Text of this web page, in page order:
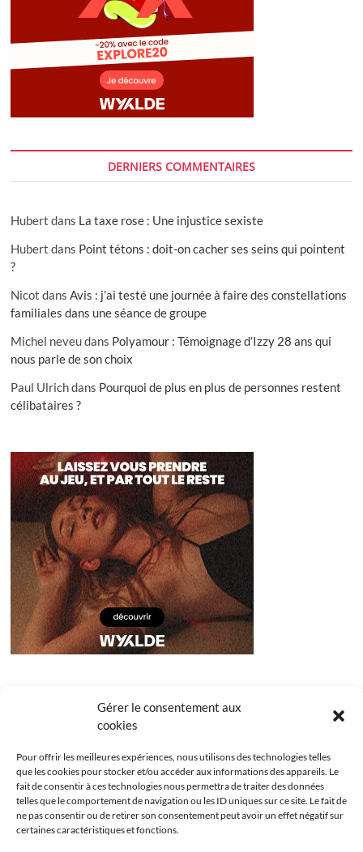
Gérer le consentement aux
cookies
Pour offrir les meilleures expériences, nous utilisons des technologies telles
que les cookies pour stocker et/ou accéder aux informations des appareils. Le
fait de consentir à ces technologies nous permettra de traiter des données
telles que le comportement de navigation ou les ID uniques sur ce site. Le fait de
ne pas consentir ou de retirer son consentement peut avoir un effet négatif sur
certaines caractéristiques et fonctions.
DERNIERS COMMENTAIRES
Hubert dans La taxe rose : Une injustice sexiste
Hubert dans Point tétons : doit-on cacher ses seins qui pointent
?
Nicot dansAvis : j’ai testé une journée à faire des constellations
familiales dans une séance de groupe
Michel neveudans Polyamour : Témoignage d’Izzy 28 ans qui
nous parle de son choix
Paul Ulrichdans Pourquoi de plus en plus de personnes restent
célibataires ?